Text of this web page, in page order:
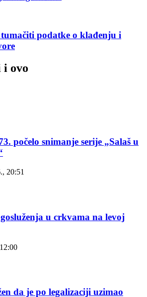
podatke o klađenju i
i ovo
počelo snimanje serije „Salaš u
20:51
u crkvama na levoj
da je po legalizaciji uzimao